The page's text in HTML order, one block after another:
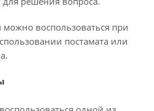
воспользоваться при
постамата или